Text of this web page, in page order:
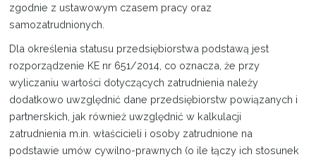
zgodnie z ustawowym czasem pracy oraz
samozatrudnionych.
Dla określenia statusu przedsiębiorstwa podstawą jest
rozporządzenie KE nr 651/2014, co oznacza, że przy
wyliczaniu wartości dotyczących zatrudnienia należy
dodatkowo uwzględnić dane przedsiębiorstw powiązanych i
partnerskich, jak również uwzględnić w kalkulacji
zatrudnienia m.in. właścicieli i osoby zatrudnione na
podstawie umów cywilno-prawnych (o ile łączy ich stosunek